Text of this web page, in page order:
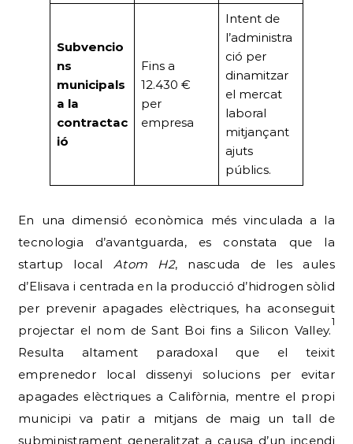
Subvencio
ns
municipals
a la
contractac
ió
Fins a
12.430 €
per
empresa
Intent de
l’administra
ció per
dinamitzar
el mercat
laboral
mitjançant
ajuts
públics.
En una dimensió econòmica més vinculada a la
tecnologia d’avantguarda, es constata que la
startup local Atom H2, nascuda de les aules
d’Elisava i centrada en la producció d’hidrogen sòlid
per prevenir apagades elèctriques, ha aconseguit
projectar el nom de Sant Boi fins a Silicon Valley.
1
Resulta altament paradoxal que el teixit
emprenedor local dissenyi solucions per evitar
apagades elèctriques a Califòrnia, mentre el propi
municipi va patir a mitjans de maig un tall de
subministrament generalitzat a causa d’un incendi